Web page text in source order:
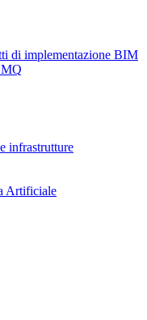
di implementazione BIM
infrastrutture
Artificiale